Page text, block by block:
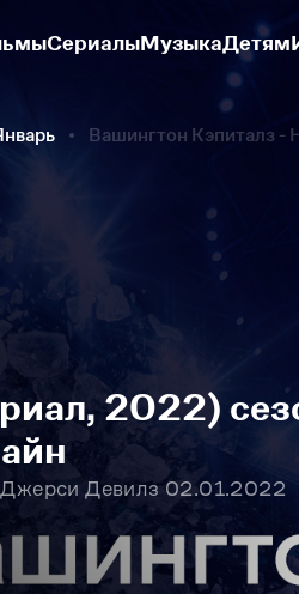
СериалыМузыкаДетям
Вашингтон Кэпиталз
2022)
Девилз 02.01.2022